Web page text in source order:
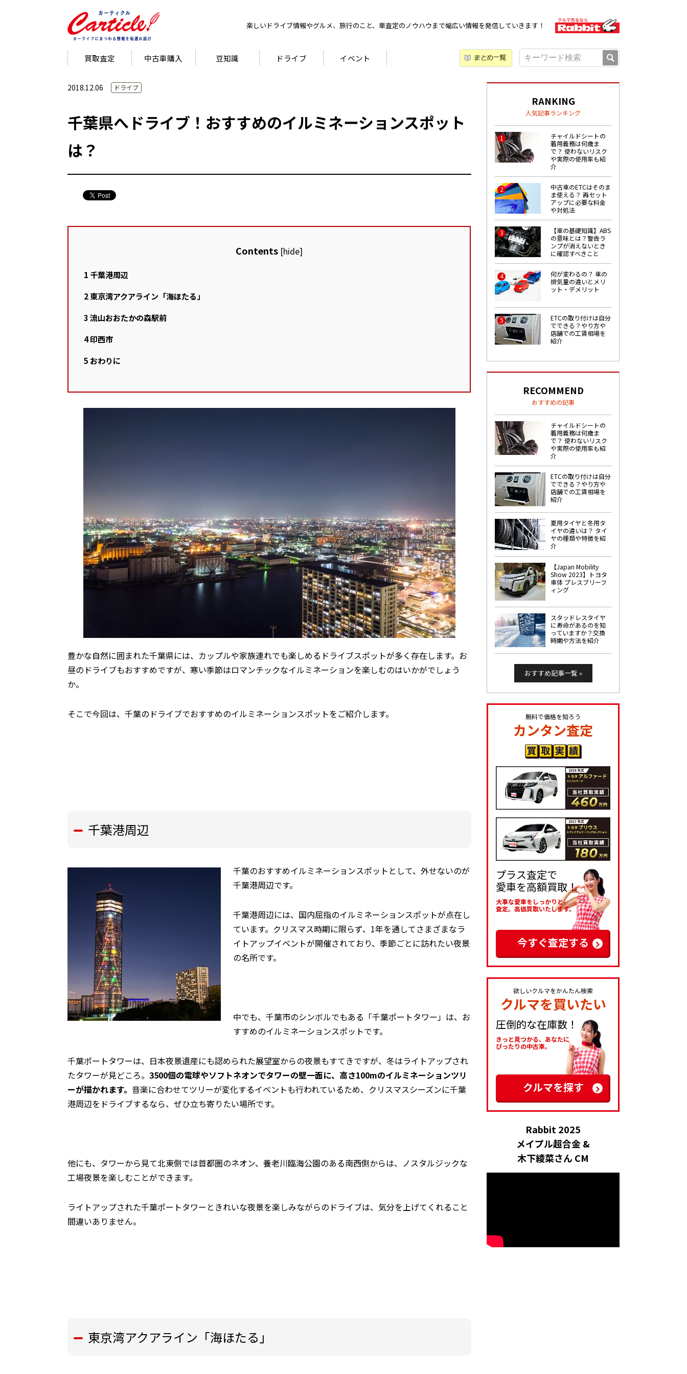
楽しいドライブ情報やグルメ、旅行のこと、車査定のノウハウまで幅広い情報を発信していきます！
買取査定 中古車購入 豆知識 ドライブ イベント
2018.12.06 ドライブ
千葉県へドライブ！おすすめのイルミネーションスポット
は？
Contents [hide]
1 千葉港周辺
2東京湾アクアライン「海ほたる」
3流山おおたかの森駅前
4印西市
5 おわりに
豊かな自然に囲まれた千葉県には、カップルや家族連れでも楽しめるドライブスポットが多く存在します。お
昼のドライブもおすすめですが、寒い季節はロマンチックなイルミネーションを楽しむのはいかがでしょう
か。
そこで今回は、千葉のドライブでおすすめのイルミネーションスポットをご紹介します。
千葉港周辺
千葉のおすすめイルミネーションスポットとして、外せないのが
千葉港周辺です。
千葉港周辺には、国内屈指のイルミネーションスポットが点在し
ています。クリスマス時期に限らず、1年を通してさまざまなラ
イトアップイベントが開催されており、季節ごとに訪れたい夜景
の名所です。
中でも、千葉市のシンボルでもある「千葉ポートタワー」は、お
すすめのイルミネーションスポットです。
千葉ポートタワーは、日本夜景遺産にも認められた展望室からの夜景もすてきですが、冬はライトアップされ
たタワーが見どころ。 3500個の電球やソフトネオンでタワーの壁一面に、高さ100mのイルミネーションツリ
ーが描かれます。 音楽に合わせてツリーが変化するイベントも行われているため、クリスマスシーズンに千葉
港周辺をドライブするなら、ぜひ立ち寄りたい場所です。
他にも、タワーから見て北東側では首都圏のネオン、養老川臨海公園のある南西側からは、ノスタルジックな
工場夜景を楽しむことができます。
ライトアップされた千葉ポートタワーときれいな夜景を楽しみながらのドライブは、気分を上げてくれること
間違いありません。
東京湾アクアライン「海ほたる」
RANKING
人気記事ランキング
1
チャイルドシートの
着用義務は何歳ま
で？ 使わないリスク
や実際の使用率も紹
介
2
中古車のETCはそのま
ま使える？ 再セット
アップに必要な料金
や対処法
3
【車の基礎知識】ABS
の意味とは？警告ラ
ンプが消えないとき
に確認すべきこと
4
何が変わるの？ 車の
排気量の違いとメリ
ット・デメリット
5
ETCの取り付けは自分
でできる？やり方や
店舗での工賃相場を
紹介
RECOMMEND
おすすめの記事
チャイルドシートの
着用義務は何歳ま
で？ 使わないリスク
や実際の使用率も紹
介
ETCの取り付けは自分
でできる？やり方や
店舗での工賃相場を
紹介
夏用タイヤと冬用タ
イヤの違いは？ タイ
ヤの種類や特徴を紹
介
【Japan Mobility
Show 2023】トヨタ
車体 プレスブリーフ
ィング
スタッドレスタイヤ
に寿命があるのを知
っていますか？交換
時期や方法を紹介
おすすめ記事一覧 »
無料で価格を知ろう
カンタン査定
プラス査定で
愛車を高額買取！
大事な愛車をしっかりと
査定。高価買取いたします。
今すぐ査定する
欲しいクルマをかんたん検索
クルマを買いたい
圧倒的な在庫数！
きっと見つかる、あなたに
ぴったりの中古車。
クルマを探す
Rabbit 2025
メイプル超合金 &
木下綾菜さん CM